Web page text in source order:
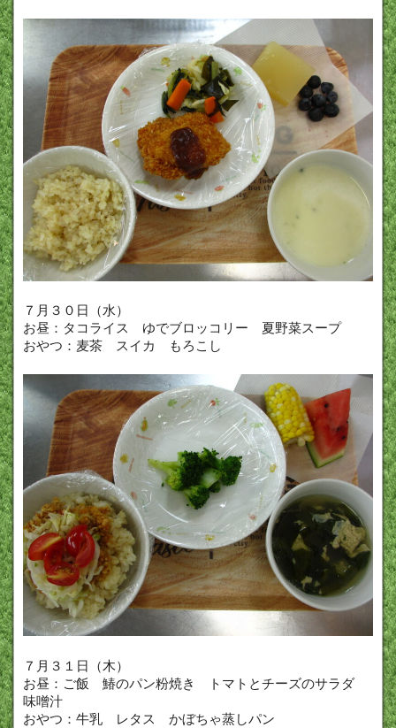
７月３０日（水）
お昼：タコライス ゆでブロッコリー 夏野菜スープ
おやつ：麦茶 スイカ もろこし
７月３１日（木）
お昼：ご飯 鰆のパン粉焼き トマトとチーズのサラダ
味噌汁
おやつ：牛乳 レタス かぼちゃ蒸しパン